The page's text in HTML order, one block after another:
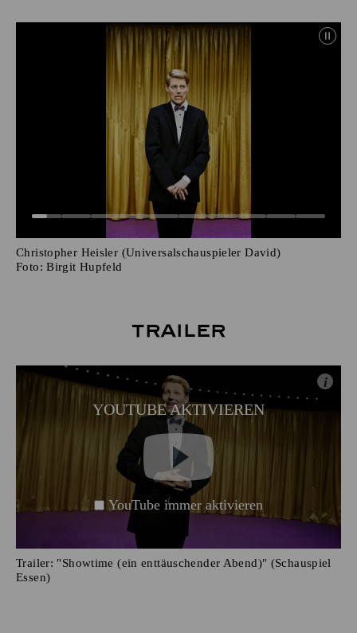
Christopher Heisler (Universalschauspieler David)
Foto: Birgit Hupfeld
Trailer
YOUTUBE AKTIVIEREN
i
YouTube immer aktivieren
Trailer: "Showtime (ein enttäuschender Abend)" (Schauspiel
Essen)